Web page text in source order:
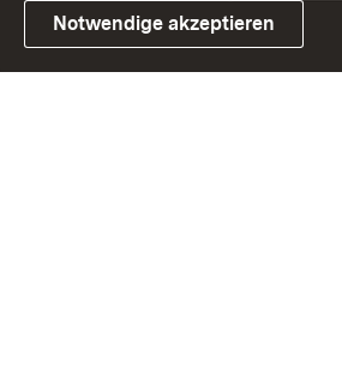
Link zum Landesportal
Notwendige akzeptieren